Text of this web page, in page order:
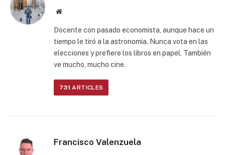
Website
Docente con pasado economista, aunque hace un
tiempo le tiró a la astronomía. Nunca vota en las
elecciones y prefiere los libros en papel. También
ve mucho, mucho cine.
731 ARTICLES
Francisco Valenzuela